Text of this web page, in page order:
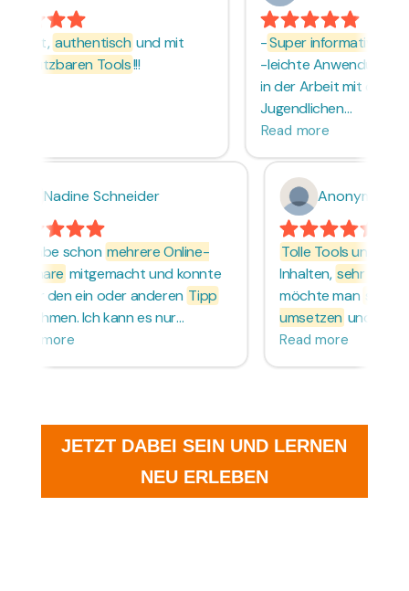
JETZT DABEI SEIN UND LERNEN
NEU ERLEBEN